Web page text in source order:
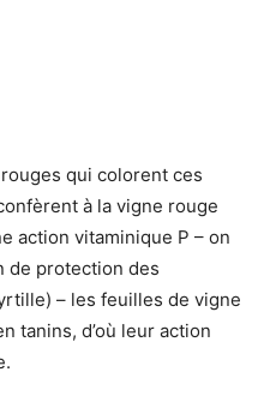
qui colorent ces
à la vigne rouge
action vitaminique P – on
de protection des
– les feuilles de vigne
tanins, d’où leur action